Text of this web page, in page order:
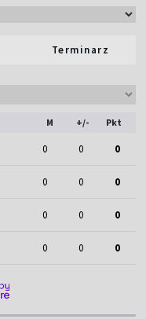
Terminarz
M +/- Pkt
0 0 0
0 0 0
0 0 0
0 0 0